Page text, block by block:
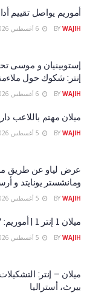
أموريم يواصل تقييم
BY WAJIH
إستوبينيان و موسى
إنتر: شكوك حول
BY WAJIH
ميلان مهتم باللاعب
BY WAJIH
عرض لياو عن طريق
ومانشستر يونايتد و
BY WAJIH
ميلان 1 إنتر 1 | أموريم: “كانت مواجهة مفيدة و لكن…”
BY WAJIH
ميلان – إنتر:
بيرث، أستراليا